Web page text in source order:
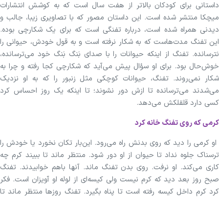
داستانی برای کودکان بالاتر از هفت سال است که به کوشش انتشارات
میچکا منتشر شده است. این داستان مصور که با تصاویری زیبا، جالب و
دیدنی همراه شده است، درباره تفنگی است که برای یک شکارچی بوده.
این تفنگ مدت‌هاست که به شکار نرفته است و به قول خودش، حیوانی را
نترسانده. تفنگ از اینکه حیوانات را با صدای بَنگ بَنگ خود می‌ترسانده،
خوش‌حال بود. برای او سؤال پیش می‌آید که شکارچی کجا رفته و چرا به
شکار نمی‌روند. تفنگ، حیوانات کوچکی مثل زنبور را که به او نزدیک
می‌شدند می‌ترسانده تا ازش دور نشوند؛ تا اینکه یک روز احساس کرد
کسی دارد قلقلکش می‌دهد.
کرمی که روی تفنگ خانه کرد
او کرمی را دید که روی بدنش راه می‌رود. این‌بار تکان نخورد یا خودش را
ترسناک جلوه نداد تا حیوان از او دور شود. منتظر ماند تا ببیند کرم چه
کاری می‌کند. او نرفت. روی بدن تفنگ ماند. آنها باهم خوابیدند. تفنگ
صبح روز بعد دید که کرم نیست ولی کیسه‌ای از لوله او آویزان است. فکر
کرد کرم داخل کیسه رفته است تا پناه بگیرد. تفنگ روز‌ها منتظر ماند تا